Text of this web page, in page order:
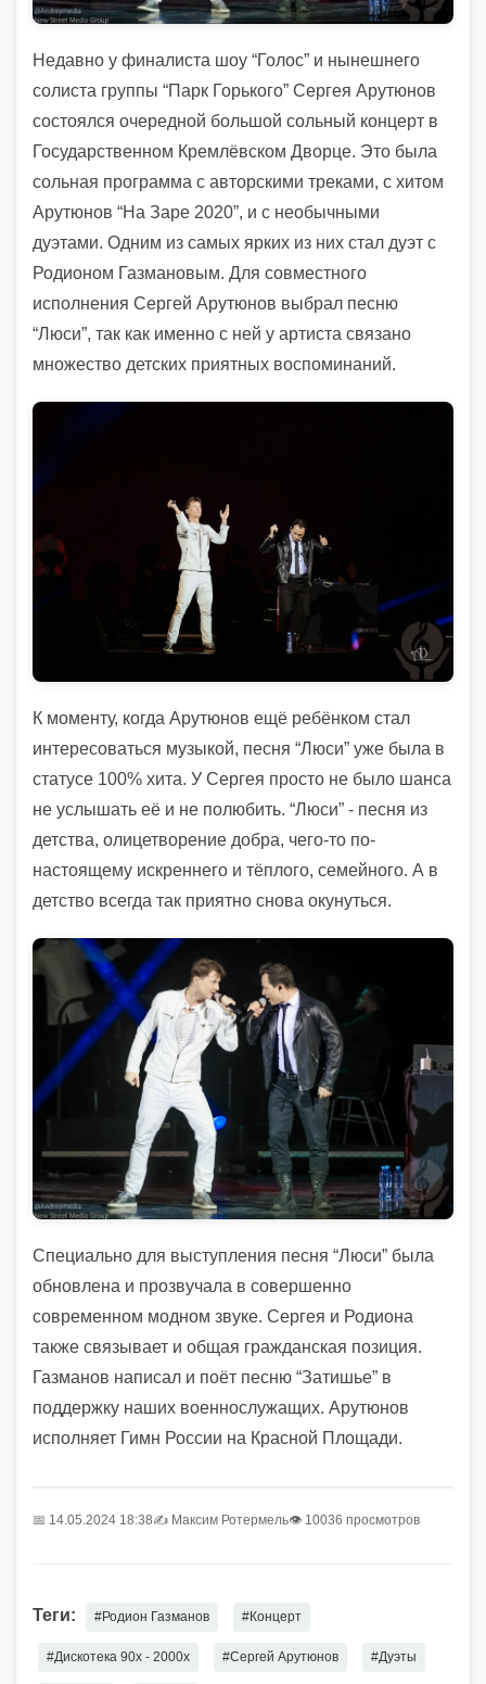
Недавно у финалиста шоу “Голос” и нынешнего
солиста группы “Парк Горького” Сергея Арутюнов
состоялся очередной большой сольный концерт в
Государственном Кремлёвском Дворце. Это была
сольная программа с авторскими треками, с хитом
Арутюнов “На Заре 2020”, и с необычными
дуэтами. Одним из самых ярких из них стал дуэт с
Родионом Газмановым. Для совместного
исполнения Сергей Арутюнов выбрал песню
“Люси”, так как именно с ней у артиста связано
множество детских приятных воспоминаний.
К моменту, когда Арутюнов ещё ребёнком стал
интересоваться музыкой, песня “Люси” уже была в
статусе 100% хита. У Сергея просто не было шанса
не услышать её и не полюбить. “Люси” - песня из
детства, олицетворение добра, чего-то по-
настоящему искреннего и тёплого, семейного. А в
детство всегда так приятно снова окунуться.
Специально для выступления песня “Люси” была
обновлена и прозвучала в совершенно
современном модном звуке. Сергея и Родиона
также связывает и общая гражданская позиция.
Газманов написал и поёт песню “Затишье” в
поддержку наших военнослужащих. Арутюнов
исполняет Гимн России на Красной Площади.
📅 14.05.2024 18:38✍️ Максим Ротермель👁 10036 просмотров
Теги: #Родион Газманов #Концерт
#Дискотека 90х - 2000х #Сергей Арутюнов #Дуэты